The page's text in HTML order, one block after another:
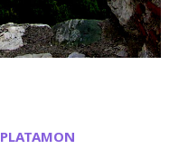
PLATAMON